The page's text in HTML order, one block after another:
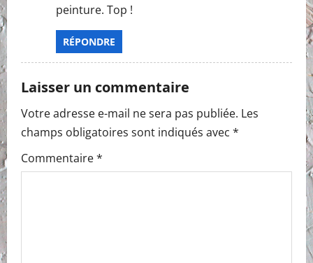
peinture. Top !
RÉPONDRE
Laisser un commentaire
Votre adresse e-mail ne sera pas publiée. Les
champs obligatoires sont indiqués avec *
Commentaire*